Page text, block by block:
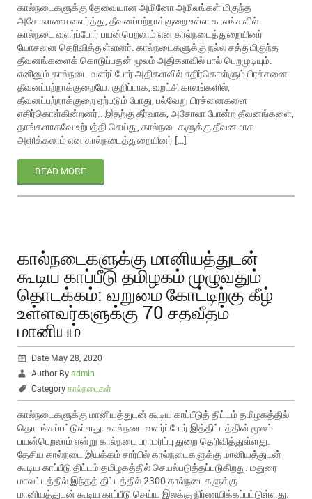
கால்நடைகளுக்கு தேவையான அமினோ அமிலங்கள் மிகுந்த
அசோலாவை வளர்த்து, தீவனப்பற்றாக்குறை உள்ள காலங்களில்
கால்நடை வளர்ப்போர் பயன்பெறலாம் என கால்நடைத்துறையினர்
யோசனை தெரிவித்துள்ளனர். கால்நடைகளுக்கு நல்ல சத்துமிகுந்த
தீவனங்களைக் கொடுப்பதன் மூலம் அதிகளவில் பால் பெறமுடியும்.
எனினும் கால்நடை வளர்ப்போர் அதிகளவில் எதிர்கொள்ளும் பிரச்சனை
தீவனப்பற்றாக்குறையே. குறிப்பாக, வறட்சி காலங்களில்,
தீவனப்பற்றாக்குறை ஏற்படும் போது, பல்வேறு பிரச்னைகளை
எதிர்கொள்கின்றனர்.. இதற்கு தீர்வாக, அசோலா போன்ற தீவனங்களை,
தாங்களாகவே உற்பத்தி செய்து, கால்நடைகளுக்கு தீவனமாக
அளிக்கலாம் என கால்நடைத்துறையினர் […]
READ MORE
கால்நடைகளுக்கு மானியத்துடன்
கூடிய காப்பீடு தமிழகம் முழுவதும்
தொடக்கம்: வறுமை கோட்டிற்கு கீழ்
உள்ளவர்களுக்கு 70 சதவீதம்
மானியம்
Date May 28, 2020
Author Byadmin
Categoryகால்நடைகள்
கால்நடைகளுக்கு மானியத்துடன் கூடிய காப்பீடுத் திட்டம் தமிழகத்தில்
தொடங்கப்பட்டுள்ளது. கால்நடை வளர்ப்போர் இத்திட்டத்தின் மூலம்
பயன்பெறலாம் என்று கால்நடை பராமரிப்பு துறை தெரிவித்துள்ளது.
தேசிய கால்நடை இயக்கம் சார்பில் கால்நடைகளுக்கு மானியத்துடன்
கூடிய காப்பீடு திட்டம் தமிழகத்தில் செயல்படுத்தப்படுகிறது. மதுரை
மாவட்டத்தில் இந்தத் திட்டத்தில் 2300 கால்நடைகளுக்கு
மானியத்துடன் கூடிய காப்பீடு செய்ய இலக்கு நிர்ணயிக்கப்பட்டுள்ளது.